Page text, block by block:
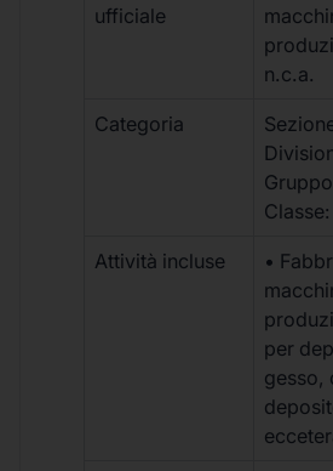
ufficiale
n.c.a.
Categoria
Classe:
Attività incluse
•
per
gesso,